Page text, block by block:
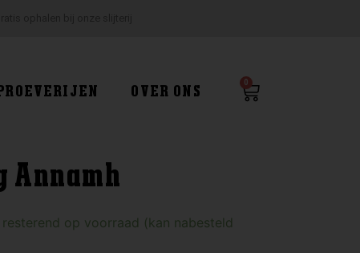
OVER ONS
0
Winkelwagen
Annamh
op voorraad (kan nabesteld